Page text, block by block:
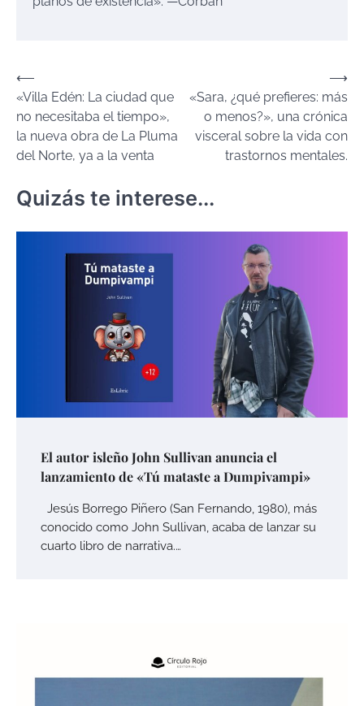
Navegación
de
entradas
⟵
«Villa Edén: La ciudad que
no necesitaba el tiempo»,
la nueva obra de La Pluma
del Norte, ya a la venta
«Sara, ¿qué prefieres: más
o menos?», una crónica
visceral sobre la vida con
trastornos mentales.
⟶
Quizás te interese...
El autor isleño John Sullivan anuncia el
lanzamiento de «Tú mataste a Dumpivampi»
Jesús Borrego Piñero (San Fernando, 1980), más
conocido como John Sullivan, acaba de lanzar su
cuarto libro de narrativa.…